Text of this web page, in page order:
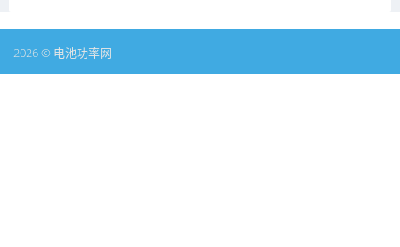
2026 © 电池功率网